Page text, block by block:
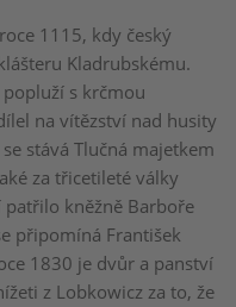
1115, kdy český
Kladrubskému.
s krčmou
na vítězství nad husity
stává Tlučná majetkem
za třicetileté války
patřilo kněžně Barboře
připomíná František
1830 je dvůr a panství
z Lobkowicz za to, že